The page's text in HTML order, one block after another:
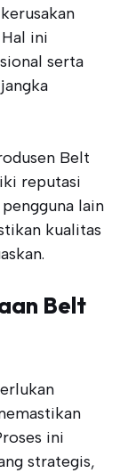
ini
serta
Belt
reputasi
lain
kualitas
Belt
ini
strategis,